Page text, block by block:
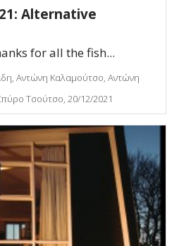
Alternative
for all the fish...
Αντώνη Καλαμούτσο, Αντώνη
Τσούτσο, 20/12/2021